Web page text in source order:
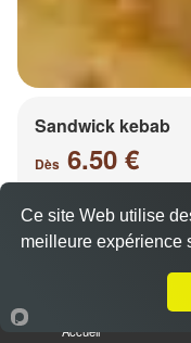
Sandwick kebab
Dès 6.50 €
Salade, tomates,
Accueil
Ce site Web utilise
meilleure expérience